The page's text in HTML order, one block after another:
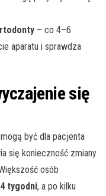
– co 4–6
aparatu i sprawdza
się
być dla pacjenta
się konieczność zmiany
osób
tygodni, a po kilku